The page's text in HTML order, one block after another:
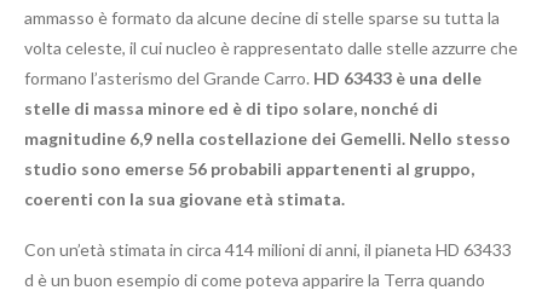
ammasso è formato da alcune decine di stelle sparse su tutta la
volta celeste, il cui nucleo è rappresentato dalle stelle azzurre che
formano l’asterismo del Grande Carro. HD 63433 è una delle
stelle di massa minore ed è di tipo solare, nonché di
magnitudine 6,9 nella costellazione dei Gemelli. Nello stesso
studio sono emerse 56 probabili appartenenti al gruppo,
coerenti con la sua giovane età stimata.
Con un’età stimata in circa 414 milioni di anni, il pianeta HD 63433
d è un buon esempio di come poteva apparire la Terra quando